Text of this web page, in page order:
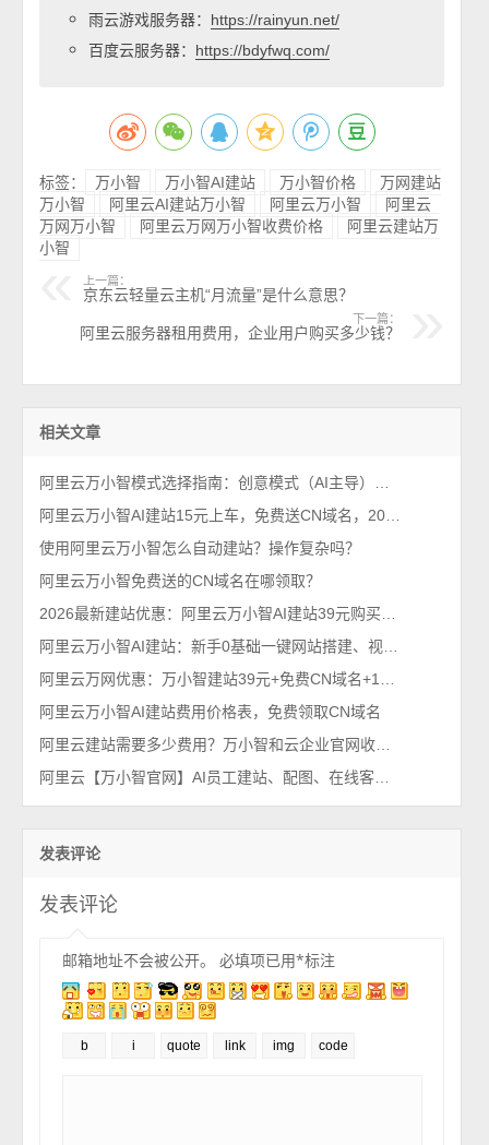
雨云游戏服务器： https://rainyun.net/
百度云服务器： https://bdyfwq.com/
标签： 万小智 万小智AI建站 万小智价格
万网建站
万小智
阿里云AI建站万小智 阿里云万小智
阿里云
万网万小智
阿里云万网万小智收费价格
阿里云建站万
小智
上一篇：
京东云轻量云主机“月流量”是什么意思？
下一篇：
阿里云服务器租用费用，企业用户购买多少钱？
相关文章
使用阿里云万小智怎么自动建站？操作复杂吗？
阿里云万小智免费送的CN域名在哪领取？
阿里云万小智AI建站费用价格表，免费领取CN域名
发表评论
发表评论
邮箱地址不会被公开。 必填项已用*标注